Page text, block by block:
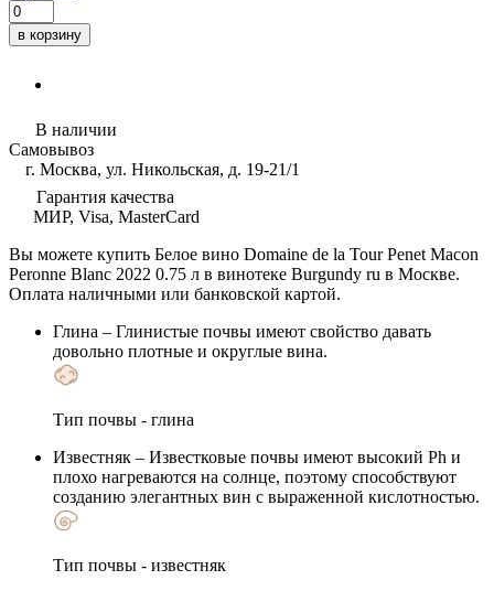
в корзину
В наличии
Самовывоз
г. Москва, ул. Никольская, д. 19-21/1
Гарантия качества
МИР, Visa, MasterCard
Вы можете купить Белое вино Domaine de la Tour Penet Macon
Peronne Blanc 2022 0.75 л в винотеке Burgundy ru в Москве.
Оплата наличными или банковской картой.
Глина – Глинистые почвы имеют свойство давать
довольно плотные и округлые вина.
Тип почвы - глина
Известняк – Известковые почвы имеют высокий Ph и
плохо нагреваются на солнце, поэтому способствуют
созданию элегантных вин с выраженной кислотностью.
Тип почвы - известняк